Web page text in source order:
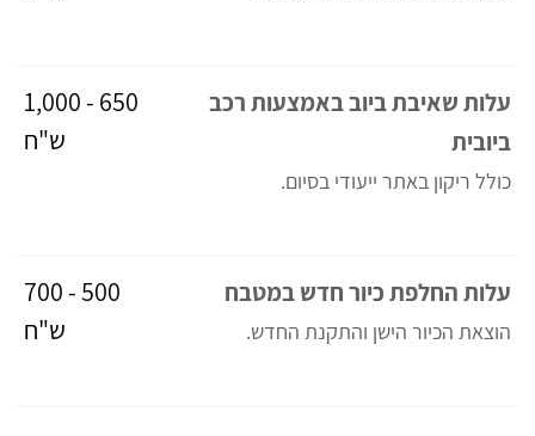
עלות שאיבת ביוב באמצעות רכב
ביובית
כולל ריקון באתר ייעודי בסיום.
650 - 1,000
ש"ח
עלות החלפת כיור חדש במטבח
הוצאת הכיור הישן והתקנת החדש.
500 - 700
ש"ח